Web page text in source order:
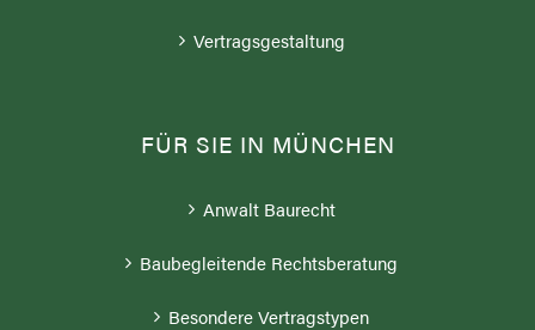
Vertragsgestaltung
FÜR SIE IN MÜNCHEN
Anwalt Baurecht
Baubegleitende Rechtsberatung
Besondere Vertragstypen